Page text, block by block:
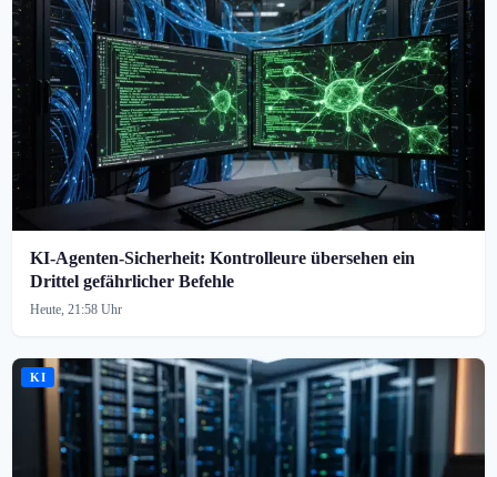
KI-Agenten-Sicherheit: Kontrolleure übersehen ein
Drittel gefährlicher Befehle
Heute, 21:58 Uhr
KI